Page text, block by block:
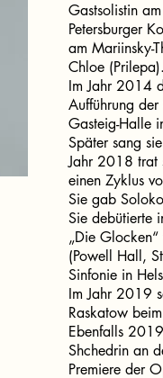
Gastsolistin
Petersburger
am Mariinsky-
Chloe (Prilepa).
Im Jahr 2014
Aufführung
Gasteig-Halle
Später sang
Jahr 2018 trat
einen Zyklus
Sie gab
Sie debütierte
„Die
(Powell Hall,
Sinfonie in
Im Jahr 2019
Raskatow
Ebenfalls
Shchedrin an
Premiere der